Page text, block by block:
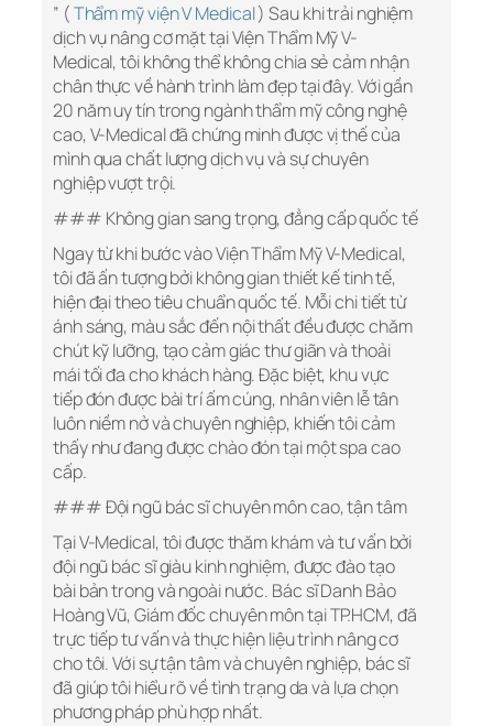
” (Thẩm mỹ viện V Medical) Sau khi trải nghiệm
dịch vụ nâng cơ mặt tại Viện Thẩm Mỹ V-
Medical, tôi không thể không chia sẻ cảm nhận
chân thực về hành trình làm đẹp tại đây. Với gần
20 năm uy tín trong ngành thẩm mỹ công nghệ
cao, V-Medical đã chứng minh được vị thế của
mình qua chất lượng dịch vụ và sự chuyên
nghiệp vượt trội.
### Không gian sang trọng, đẳng cấp quốc tế
Ngay từ khi bước vào Viện Thẩm Mỹ V-Medical,
tôi đã ấn tượng bởi không gian thiết kế tinh tế,
hiện đại theo tiêu chuẩn quốc tế. Mỗi chi tiết từ
ánh sáng, màu sắc đến nội thất đều được chăm
chút kỹ lưỡng, tạo cảm giác thư giãn và thoải
mái tối đa cho khách hàng. Đặc biệt, khu vực
tiếp đón được bài trí ấm cúng, nhân viên lễ tân
luôn niềm nở và chuyên nghiệp, khiến tôi cảm
thấy như đang được chào đón tại một spa cao
cấp.
### Đội ngũ bác sĩ chuyên môn cao, tận tâm
Tại V-Medical, tôi được thăm khám và tư vấn bởi
đội ngũ bác sĩ giàu kinh nghiệm, được đào tạo
bài bản trong và ngoài nước. Bác sĩ Danh Bảo
Hoàng Vũ, Giám đốc chuyên môn tại TP.HCM, đã
trực tiếp tư vấn và thực hiện liệu trình nâng cơ
cho tôi. Với sự tận tâm và chuyên nghiệp, bác sĩ
đã giúp tôi hiểu rõ về tình trạng da và lựa chọn
phương pháp phù hợp nhất.